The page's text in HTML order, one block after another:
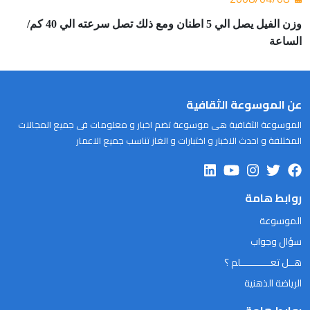
وزن الفيل يصل الي 5 اطنان ومع ذلك تصل سرعته الي 40 كم/
الساعة
عن الموسوعة الثقافية
الموسوعة الثقافية هى موسوعة تضم اخبار و معلومات فى جميع المجالات
المختلفة و احدث الاخبار و اختبارات و الغاز تناسب جميع الاعمار
روابط هامة
الموسوعة
سؤال وجواب
هــل تعـــــــــــلم ؟
الرياضة الذهنية